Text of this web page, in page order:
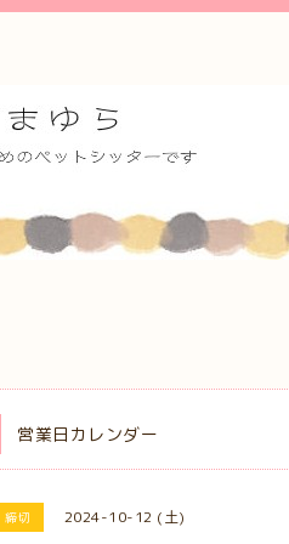
営業日カレンダー
締切 2024-10-12 (土)